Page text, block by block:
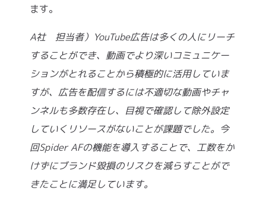
ます。
A社 担当者）YouTube広告は多くの人にリーチ
することができ、動画でより深いコミュニケー
ションがとれることから積極的に活用していま
すが、広告を配信するには不適切な動画やチャ
ンネルも多数存在し、目視で確認して除外設定
していくリソースがないことが課題でした。今
回Spider AFの機能を導入することで、工数をか
けずにブランド毀損のリスクを減らすことがで
きたことに満足しています。